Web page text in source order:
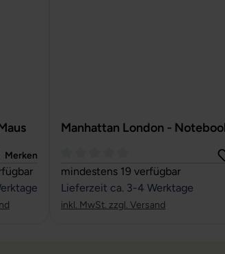
von 5 von 5 Sternen
Merken
Manhattan London -
Durchschnittliche Bewertung von
mindestens 19 verfügbar
Lieferzeit ca. 3-4 Werktage
inkl. MwSt. zzgl. Versand